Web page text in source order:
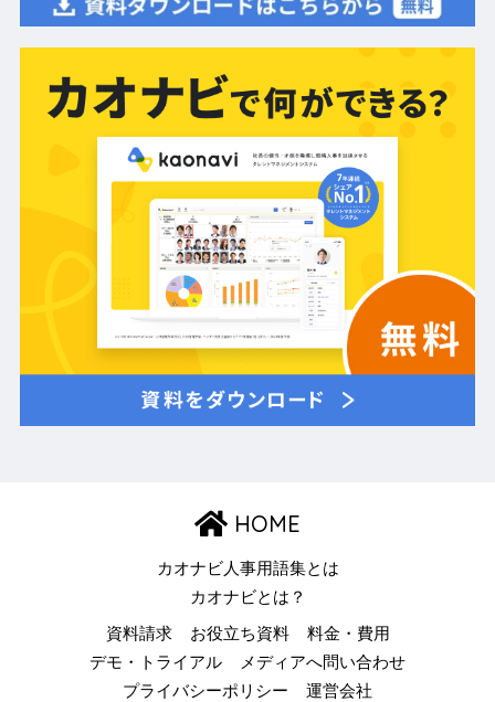
HOME
カオナビ人事用語集とは
カオナビとは？
資料請求 お役立ち資料
料金・費用
デモ・トライアル
メディアへ問い合わせ
プライバシーポリシー
運営会社